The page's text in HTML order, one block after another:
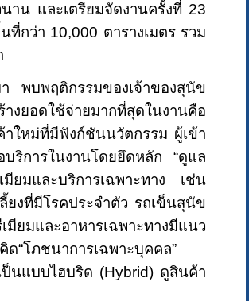
าน และเตรียมจัดงานครั้งที่ 23
กว่า 10,000 ตารางเมตร รวม
พบพฤติกรรมของเจ้าของสุนัข
ยอดใช้จ่ายมากที่สุดในงานคือ
ใหม่ที่มีฟังก์ชันนวัตกรรม ผู้เข้า
ริการในงานโดยยึดหลัก “ดูแล
ยมและบริการเฉพาะทาง เช่น
ยงที่มีโรคประจำตัว รถเข็นสุนัข
ยมและอาหารเฉพาะทางมีแนว
“โภชนาการเฉพาะบุคคล”
นแบบไฮบริด (Hybrid) ดูสินค้า